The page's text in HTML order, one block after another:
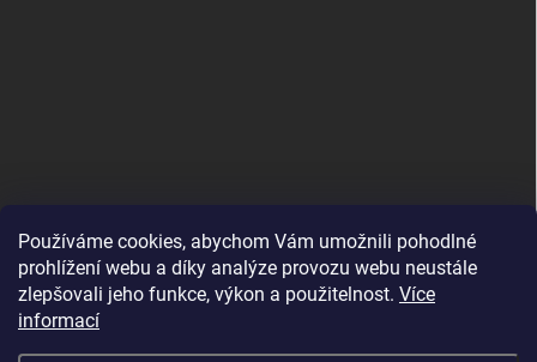
Používáme cookies, abychom Vám umožnili pohodlné
prohlížení webu a díky analýze provozu webu neustále
zlepšovali jeho funkce, výkon a použitelnost. Více
informací
B2B shop pro obchodníky - www.krokido.cz